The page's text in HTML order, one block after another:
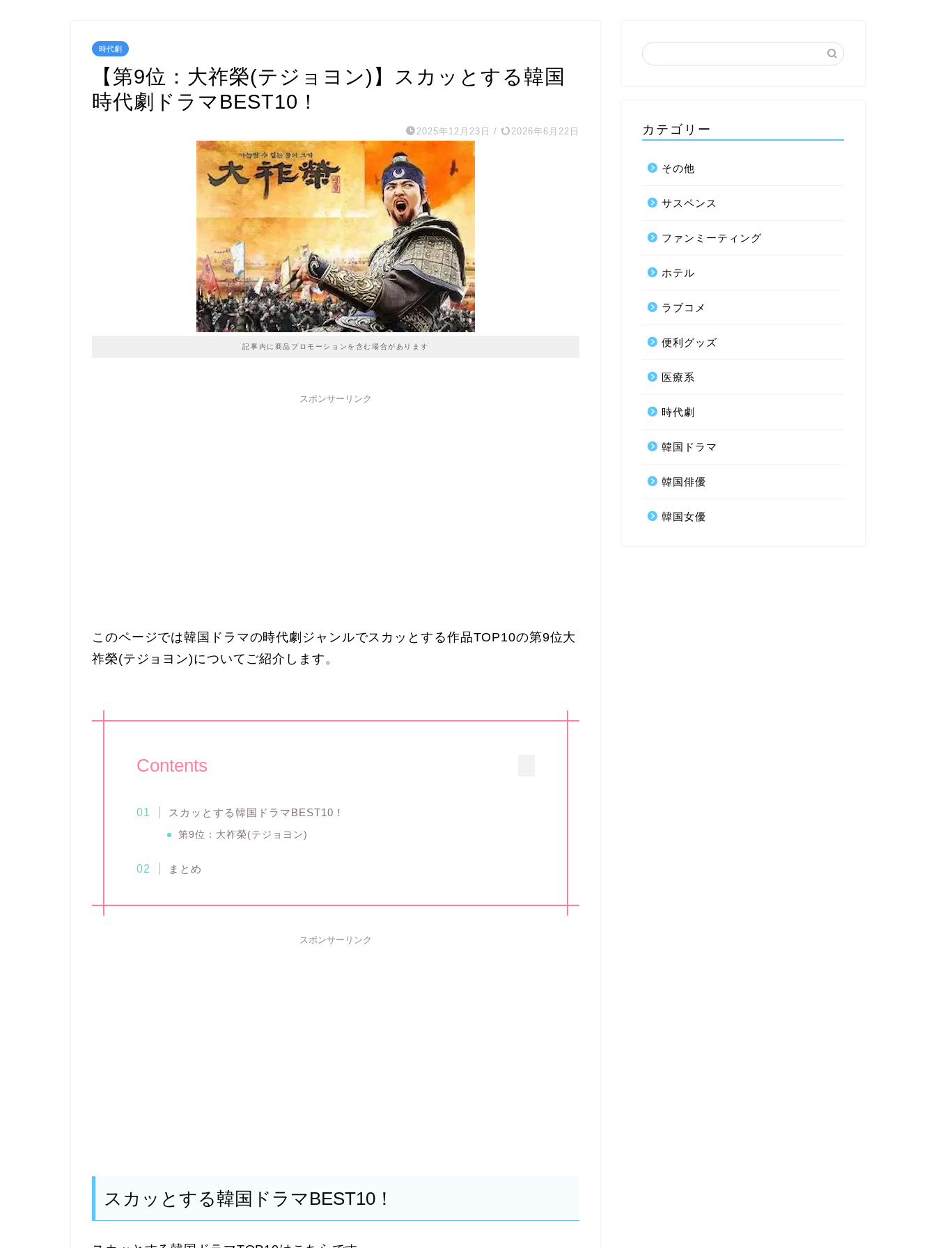
時代劇
【第9位：大祚榮(テジョヨン)】スカッとする韓国
時代劇ドラマBEST10！
2025年12月23日 / 2026年6月22日
記事内に商品プロモーションを含む場合があります
スポンサーリンク
このページでは韓国ドラマの時代劇ジャンルでスカッとする作品TOP10の第9位大
祚榮(テジョヨン)についてご紹介します。
Contents
スカッとする韓国ドラマBEST10！
第9位：大祚榮(テジョヨン)
まとめ
スポンサーリンク
スカッとする韓国ドラマBEST10！
カテゴリー
その他
サスペンス
ファンミーティング
ホテル
ラブコメ
便利グッズ
医療系
時代劇
韓国ドラマ
韓国俳優
韓国女優